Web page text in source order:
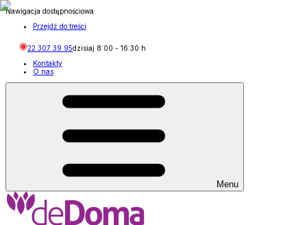
Nawigacja dostępnościowa
Przejdź do treści
22 307 39 95dzisiaj 8:00 - 16:30 h
Kontakty
O nas
Menu